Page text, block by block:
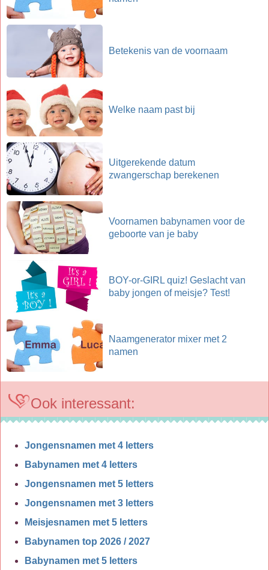
Betekenis van de voornaam
Welke naam past bij
Uitgerekende datum
zwangerschap berekenen
Voornamen babynamen voor de
geboorte van je baby
BOY-or-GIRL quiz! Geslacht van
baby jongen of meisje? Test!
Naamgenerator mixer met 2
namen
Ook interessant:
Jongensnamen met 4 letters
Babynamen met 4 letters
Jongensnamen met 5 letters
Jongensnamen met 3 letters
Meisjesnamen met 5 letters
Babynamen top 2026 / 2027
Babynamen met 5 letters